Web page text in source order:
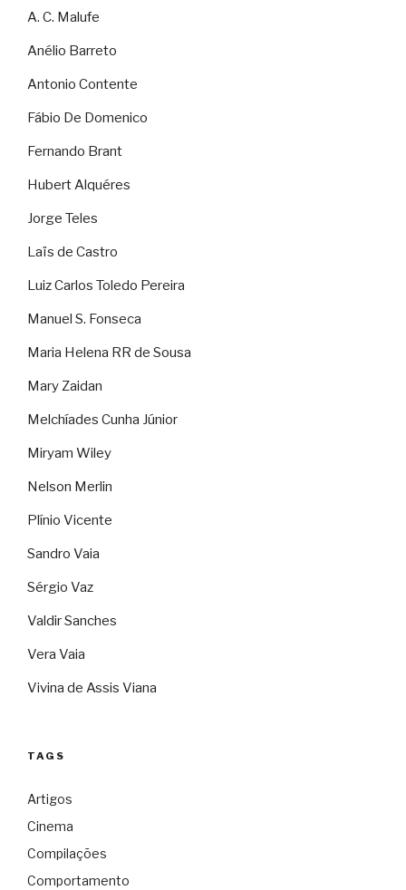
A. C. Malufe
Anélio Barreto
Antonio Contente
Fábio De Domenico
Fernando Brant
Hubert Alquéres
Jorge Teles
Laïs de Castro
Luiz Carlos Toledo Pereira
Manuel S. Fonseca
Maria Helena RR de Sousa
Mary Zaidan
Melchíades Cunha Júnior
Miryam Wiley
Nelson Merlin
Plínio Vicente
Sandro Vaia
Sérgio Vaz
Valdir Sanches
Vera Vaia
Vivina de Assis Viana
TAGS
Artigos
Cinema
Compilações
Comportamento